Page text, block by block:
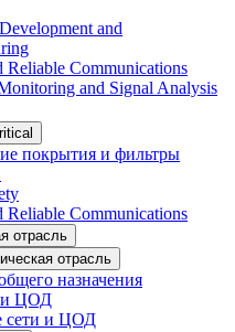
and
Reliable Communications
and Signal Analysis
покрытия и фильтры
Reliable Communications
отрасль
отрасль
назначения
и ЦОД
сети и ЦОД